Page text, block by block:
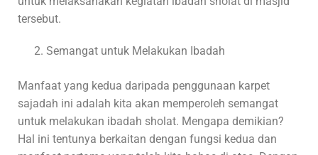
tersebut.
Semangat untuk Melakukan Ibadah
Manfaat yang kedua daripada penggunaan karpet
sajadah ini adalah kita akan memperoleh semangat
untuk melakukan ibadah sholat. Mengapa demikian?
Hal ini tentunya berkaitan dengan fungsi kedua dan